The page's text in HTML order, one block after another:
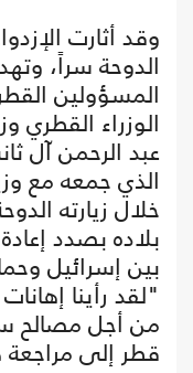
وقد أثارت
الدوحة سراً،
المسؤولين
الوزراء القطري
عبد الرحمن آل
الذي جمعه مع
خلال زيارته
بلاده بصدد
بين إسرائيل
"لقد رأينا
من أجل مصالح
قطر إلى